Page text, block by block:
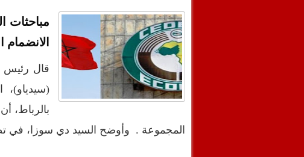
مباحثات
الانضمام الفعلي
قال رئيس
(سيدياو)،
بالرباط،
المجموعة . وأوضح السيد دي سوزا، في